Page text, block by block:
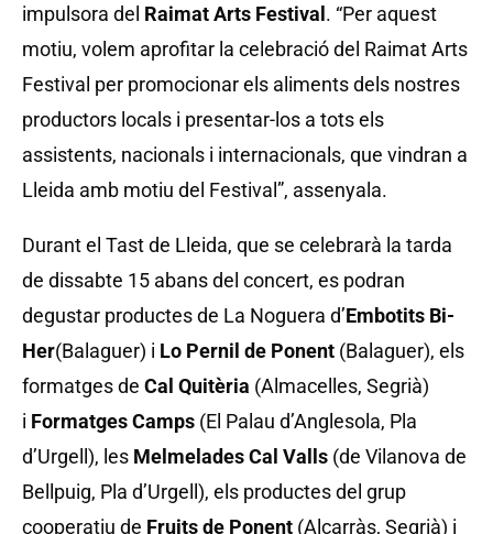
impulsora del Raimat Arts Festival . “Per aquest
motiu, volem aprofitar la celebració del Raimat Arts
Festival per promocionar els aliments dels nostres
productors locals i presentar-los a tots els
assistents, nacionals i internacionals, que vindran a
Lleida amb motiu del Festival”, assenyala.
Durant el Tast de Lleida, que se celebrarà la tarda
de dissabte 15 abans del concert, es podran
degustar productes de La Noguera d’Embotits Bi-
Her(Balaguer) i Lo Pernil de Ponent (Balaguer), els
formatges de Cal Quitèria (Almacelles, Segrià)
i Formatges Camps (El Palau d’Anglesola, Pla
d’Urgell), les Melmelades Cal Valls (de Vilanova de
Bellpuig, Pla d’Urgell), els productes del grup
cooperatiu de Fruits de Ponent (Alcarràs, Segrià) i